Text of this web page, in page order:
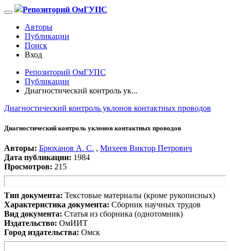
Репозиторий ОмГУПС
Авторы
Публикации
Поиск
Вход
Репозиторий ОмГУПС
Публикации
Диагностический контроль ук...
Диагностический контроль уклонов контактных проводов
Диагностический контроль уклонов контактных проводов
Авторы: Брюханов А. С. , Михеев Виктор Петрович
Дата публикации: 1984
Просмотров: 215
Тип документа: Текстовые материалы (кроме рукописных)
Характеристика документа: Сборник научных трудов
Вид документа: Статья из сборника (однотомник)
Издательство: ОмИИТ
Город издательства: Омск